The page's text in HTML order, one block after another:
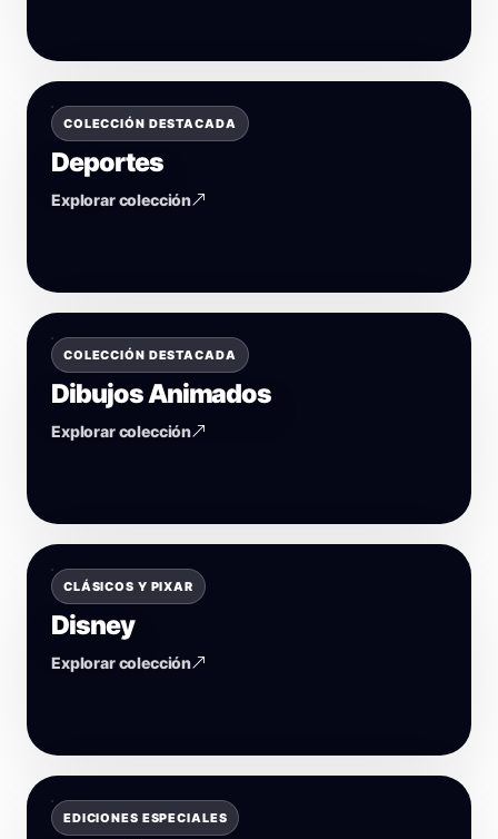
COLECCIÓN DESTACADA
Deportes
Explorar colección
COLECCIÓN DESTACADA
Dibujos Animados
Explorar colección
CLÁSICOS Y PIXAR
Disney
Explorar colección
EDICIONES ESPECIALES